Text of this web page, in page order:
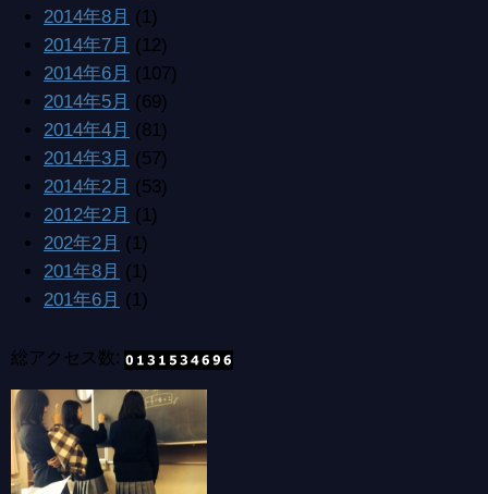
2014年8月 (1)
2014年7月 (12)
2014年6月 (107)
2014年5月 (69)
2014年4月 (81)
2014年3月 (57)
2014年2月 (53)
2012年2月 (1)
202年2月 (1)
201年8月 (1)
201年6月 (1)
総アクセス数: